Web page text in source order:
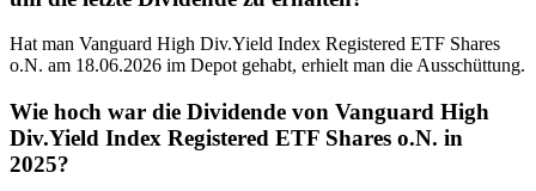
Hat man Vanguard High Div.Yield Index Registered ETF Shares
o.N. am 18.06.2026 im Depot gehabt, erhielt man die Ausschüttung.
Wie hoch war die Dividende von Vanguard High
Div.Yield Index Registered ETF Shares o.N. in
2025?